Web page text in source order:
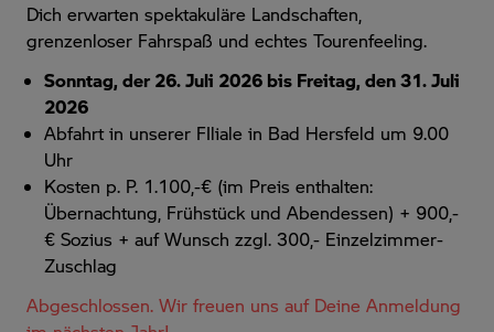
Dich erwarten spektakuläre Landschaften,
grenzenloser Fahrspaß und echtes Tourenfeeling.
Sonntag, der 26. Juli 2026 bis Freitag, den 31. Juli
2026
Abfahrt in unserer FIliale in Bad Hersfeld um 9.00
Uhr
Kosten p. P. 1.100,-€ (im Preis enthalten:
Übernachtung, Frühstück und Abendessen) + 900,-
€ Sozius + auf Wunsch zzgl. 300,- Einzelzimmer-
Zuschlag
Abgeschlossen. Wir freuen uns auf Deine Anmeldung